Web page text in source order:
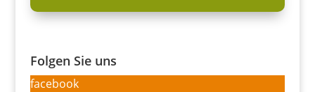
Folgen Sie uns
facebook